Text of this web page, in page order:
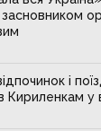
і
Кириленкам у